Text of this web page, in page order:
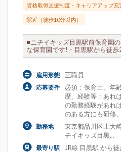
資格取得支援制度・キャリアアップ充
駅近（徒歩10分以内）
■ニチイキッズ目黒駅前保育園
な保育園です!・目黒駅から徒歩
雇用形態 正職員
応募要件
必須：保育士。年
歴。経験等：あれ
の勤務経験があれ
のある方にも研修
勤務地
東京都品川区上大
チイキッズ目黒...
最寄り駅 JR線 目黒駅 から